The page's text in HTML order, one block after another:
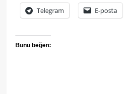
Telegram E-posta
Bunu beğen: